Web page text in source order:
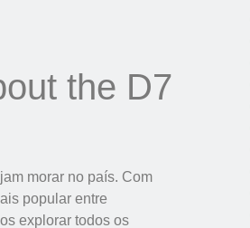
the D7
morar no país. Com
popular entre
explorar todos os